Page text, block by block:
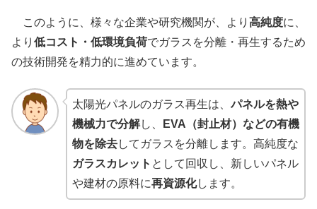
このように、様々な企業や研究機関が、より 高純度に、
より 低コスト・低環境負荷でガラスを分離・再生するため
の技術開発を精力的に進めています。
太陽光パネルのガラス再生は、パネルを熱や
機械力で分解し、
EVA（封止材）などの有機
物を除去してガラスを分離します。高純度な
ガラスカレット として回収し、新しいパネル
や建材の原料に再資源化します。